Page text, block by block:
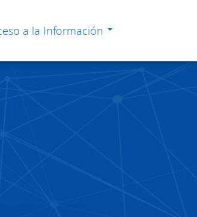
a la Información